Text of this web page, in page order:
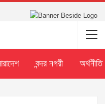
বন্দর নগরী অর্থনীতি